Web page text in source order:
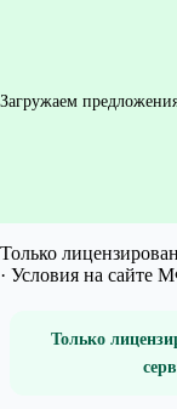
Загружаем
Только
· Условия на сайте
Только